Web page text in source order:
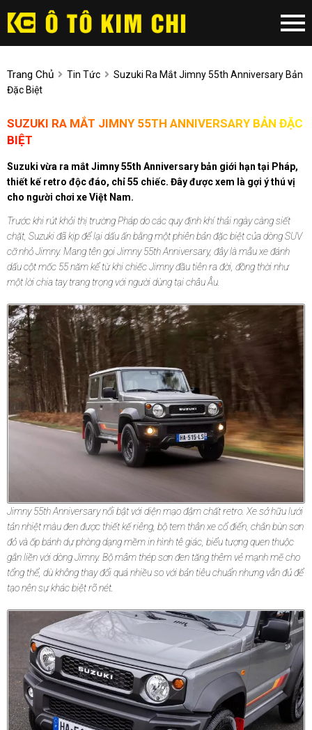
Trang Chủ Tin Tức
Suzuki Ra Mắt Jimny 55th Anniversary Bản
Đặc Biệt
SUZUKI RA MẮT JIMNY 55TH ANNIVERSARY BẢN ĐẶC
BIỆT
Suzuki vừa ra mắt Jimny 55th Anniversary bản giới hạn tại Pháp,
thiết kế retro độc đáo, chỉ 55 chiếc. Đây được xem là gợi ý thú vị
cho người chơi xe Việt Nam.
Trước khi rút khỏi thị trường Pháp do các quy định khí thải ngày càng siết
chặt, Suzuki đã kịp để lại dấu ấn bằng một phiên bản đặc biệt của dòng SUV
cỡ nhỏ Jimny. Mang tên gọi Jimny 55th Anniversary, đây là mẫu xe đánh
dấu cột mốc 55 năm kể từ khi chiếc Jimny đầu tiên ra đời, đồng thời như
một lời chia tay trang trọng với người dùng tại châu Âu.
Jimny 55th Anniversary nổi bật với diện mạo đậm chất retro. Xe sở hữu lưới
tản nhiệt màu đen được thiết kế riêng, bộ tem thân xe cổ điển, chắn bùn sơn
đỏ và ốp bánh dự phòng dạng mềm in hình tê giác, biểu tượng quen thuộc
gắn liền với dòng Jimny. Bộ mâm thép sơn đen tăng thêm vẻ mạnh mẽ cho
tổng thể, dù không thay đổi quá nhiều so với bản tiêu chuẩn nhưng vẫn đủ để
tạo nên sự khác biệt rõ nét.